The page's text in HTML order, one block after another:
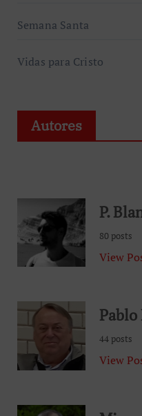
Semana Santa
Vidas para Cristo
Autores
P.
80 posts
View
Pablo
44 posts
View